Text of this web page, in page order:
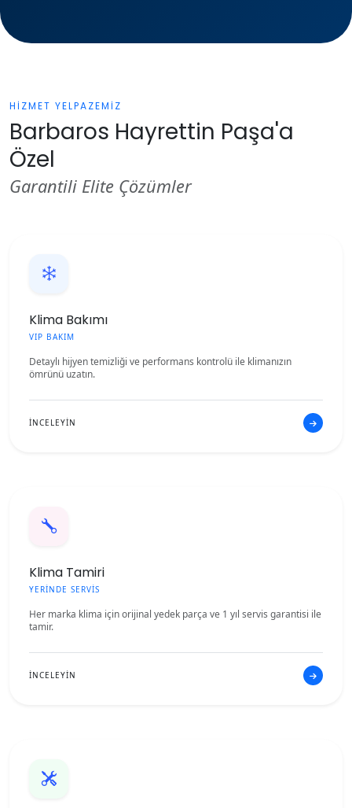
HİZMET YELPAZEMİZ
Barbaros Hayrettin Paşa'a
Özel
Garantili Elite Çözümler
Klima Bakımı
VIP BAKIM
Detaylı hijyen temizliği ve performans kontrolü ile klimanızın
ömrünü uzatın.
İNCELEYİN
Klima Tamiri
YERİNDE SERVİS
Her marka klima için orijinal yedek parça ve 1 yıl servis garantisi ile
tamir.
İNCELEYİN